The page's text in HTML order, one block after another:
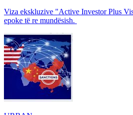
Viza ekskluzive "Active Investor Plus
epoke të re mundësish.